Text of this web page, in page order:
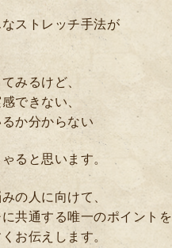
ストレッチ手法が
みるけど、
できない、
か分からない
ると思います。
の人に向けて、
共通する唯一のポイントを
お伝えします。